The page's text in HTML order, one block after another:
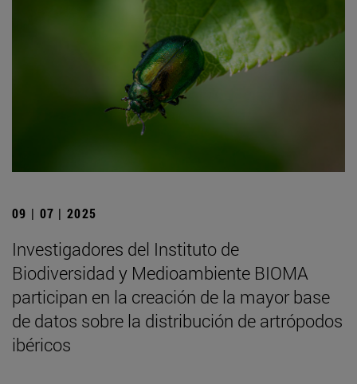
09 | 07 | 2025
Investigadores del Instituto de
Biodiversidad y Medioambiente BIOMA
participan en la creación de la mayor base
de datos sobre la distribución de artrópodos
ibéricos